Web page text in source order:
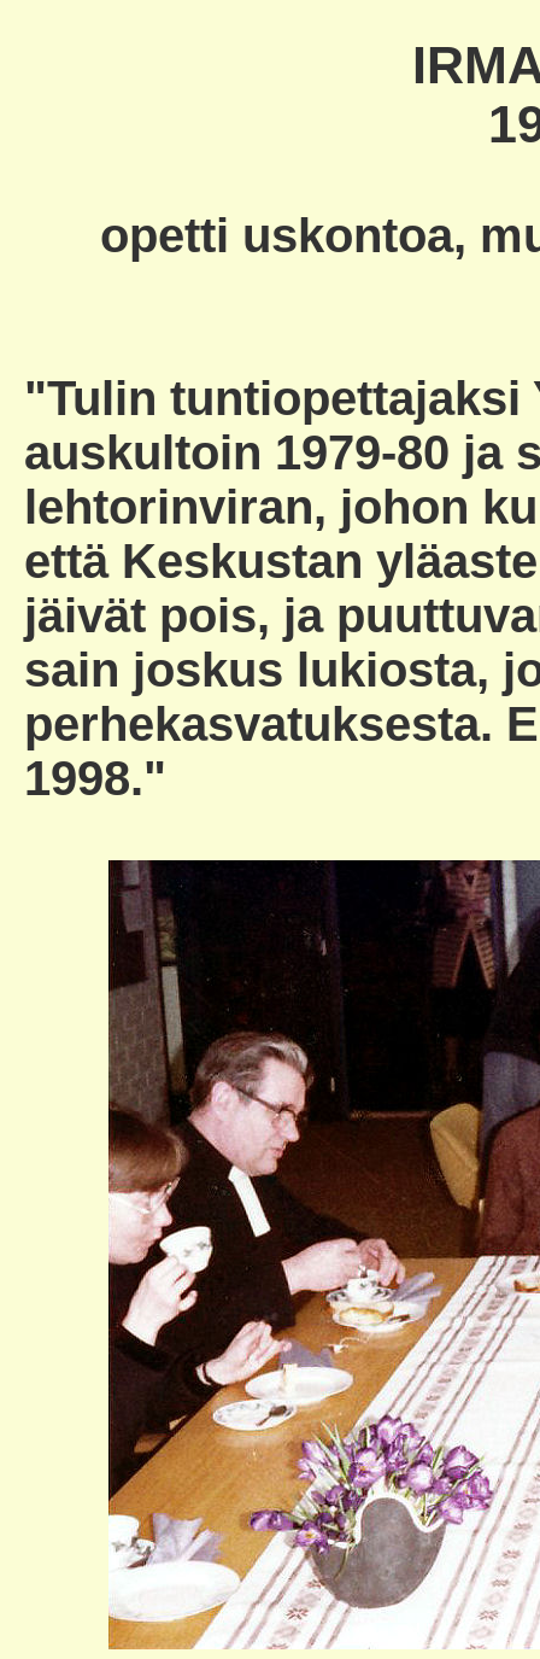
opetti uskontoa,
"Tulin tuntiopettajaksi
auskultoin 1979-80 ja
lehtorinviran, johon
että Keskustan
jäivät pois, ja
sain joskus lukiosta,
perhekasvatuksesta.
1998."